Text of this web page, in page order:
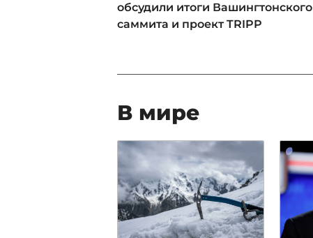
обсудили итоги Вашингтонского
саммита и проект TRIPP
В мире